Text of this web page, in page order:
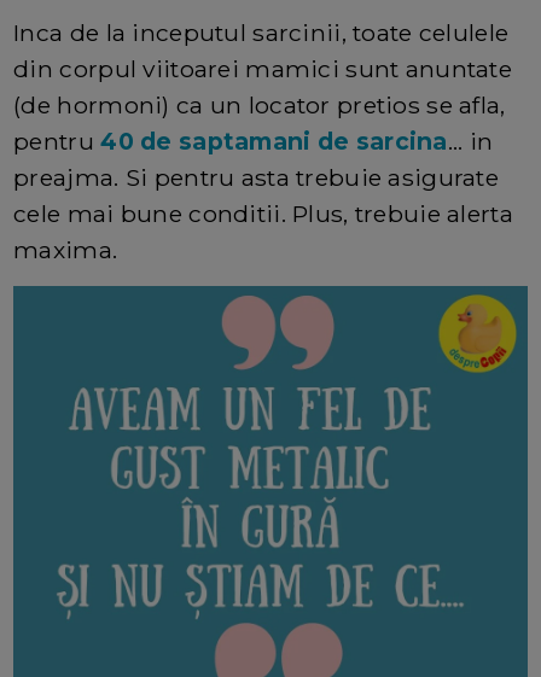
Inca de la inceputul sarcinii, toate celulele
din corpul viitoarei mamici sunt anuntate
(de hormoni) ca un locator pretios se afla,
pentru40 de saptamani de sarcina... in
preajma. Si pentru asta trebuie asigurate
cele mai bune conditii. Plus, trebuie alerta
maxima.